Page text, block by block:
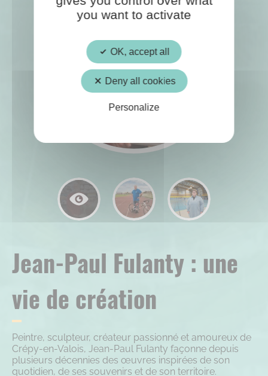
Jean-Paul Fulanty : une
vie de création
Peintre, sculpteur, créateur passionné et amoureux de
Crépy-en-Valois, Jean-Paul Fulanty façonne depuis
plusieurs décennies des œuvres inspirées de son
quotidien, de ses souvenirs et de son territoire.
you want to activate
OK, accept all
Deny all cookies
Personalize